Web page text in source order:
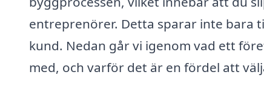
entreprenörer. Detta sparar inte bara
kund. Nedan går vi igenom vad ett
med, och varför det är en fördel att